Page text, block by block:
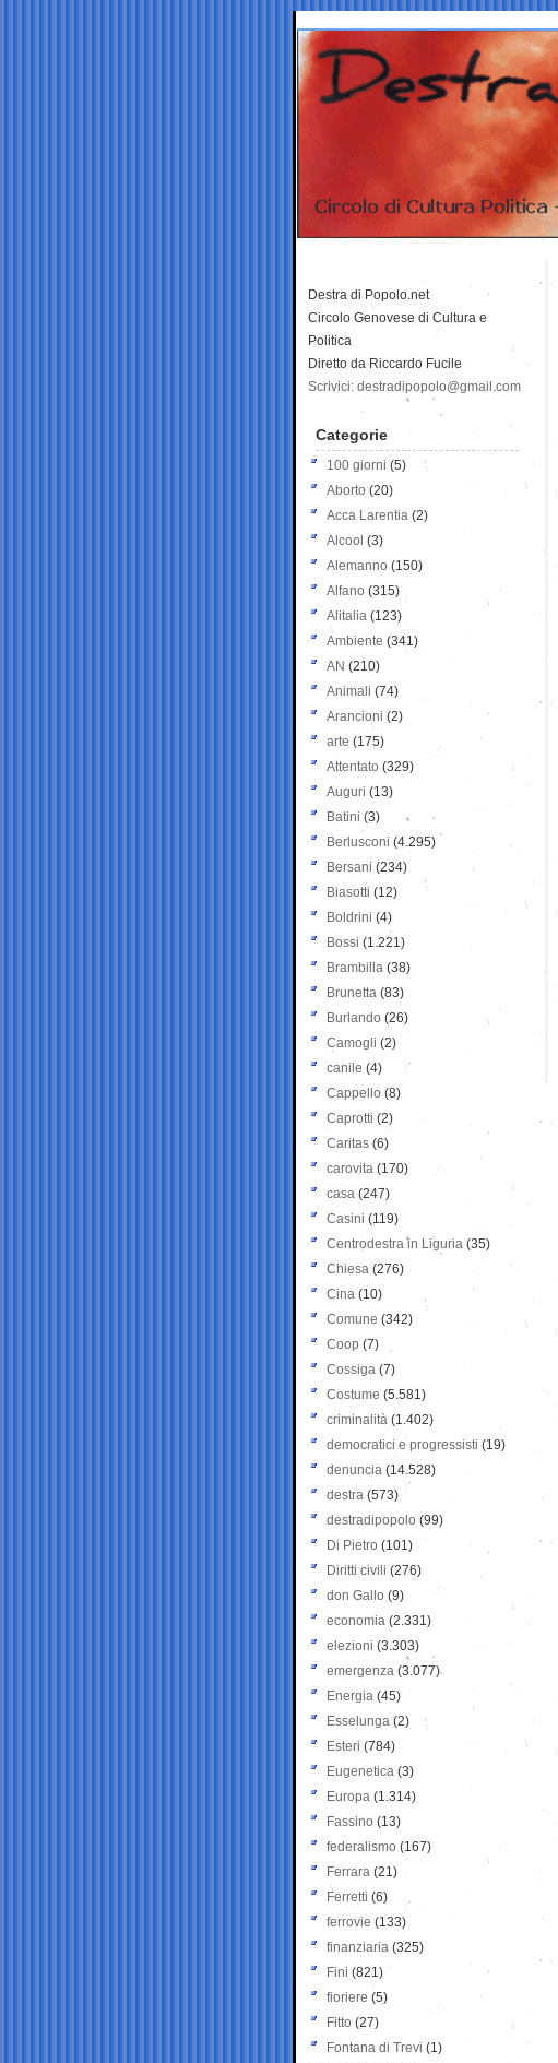
Destra di Popolo.net
Circolo Genovese di Cultura e
Politica
Diretto da Riccardo Fucile
Scrivici: destradipopolo@gmail.com
Categorie
100 giorni (5)
Aborto (20)
Acca Larentia (2)
Alcool (3)
Alemanno (150)
Alfano (315)
Alitalia (123)
Ambiente (341)
AN (210)
Animali (74)
Arancioni (2)
arte (175)
Attentato (329)
Auguri (13)
Batini (3)
Berlusconi (4.295)
Bersani (234)
Biasotti (12)
Boldrini (4)
Bossi (1.221)
Brambilla (38)
Brunetta (83)
Burlando (26)
Camogli (2)
canile (4)
Cappello (8)
Caprotti (2)
Caritas (6)
carovita (170)
casa (247)
Casini (119)
Centrodestra in Liguria (35)
Chiesa (276)
Cina (10)
Comune (342)
Coop (7)
Cossiga (7)
Costume (5.581)
criminalità (1.402)
democratici e progressisti (19)
denuncia (14.528)
destra (573)
destradipopolo (99)
Di Pietro (101)
Diritti civili (276)
don Gallo (9)
economia (2.331)
elezioni (3.303)
emergenza (3.077)
Energia (45)
Esselunga (2)
Esteri (784)
Eugenetica (3)
Europa (1.314)
Fassino (13)
federalismo (167)
Ferrara (21)
Ferretti (6)
ferrovie (133)
finanziaria (325)
Fini (821)
fioriere (5)
Fitto (27)
Fontana di Trevi (1)